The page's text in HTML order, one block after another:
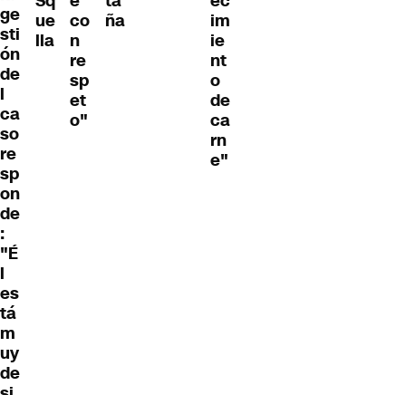
ge
sti
ón
de
l
ca
so
re
sp
on
de
:
"É
l
es
tá
m
uy
de
ue
lla
co
n
re
sp
et
o"
ña
im
ie
nt
o
de
ca
rn
e"